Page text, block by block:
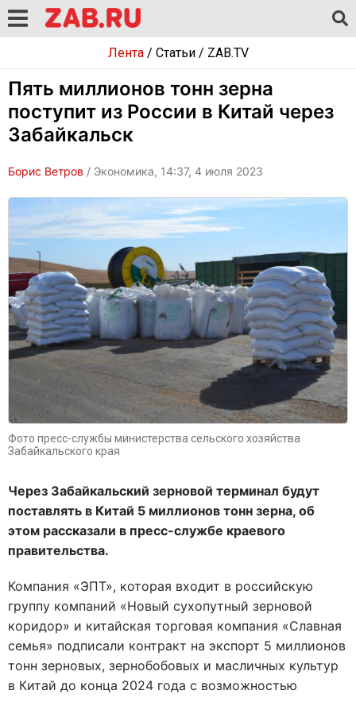
Лента/ Статьи/ ZAB.TV
Пять миллионов тонн зерна
поступит из России в Китай через
Забайкальск
Борис Ветров / Экономика, 14:37, 4 июля 2023
Фото пресс-службы министерства сельского хозяйства
Забайкальского края
Через Забайкальский зерновой терминал будут
поставлять в Китай 5 миллионов тонн зерна, об
этом рассказали в пресс-службе краевого
правительства.
Компания «ЭПТ», которая входит в российскую
группу компаний «Новый сухопутный зерновой
коридор» и китайская торговая компания «Славная
семья» подписали контракт на экспорт 5 миллионов
тонн зерновых, зернобобовых и масличных культур
в Китай до конца 2024 года с возможностью